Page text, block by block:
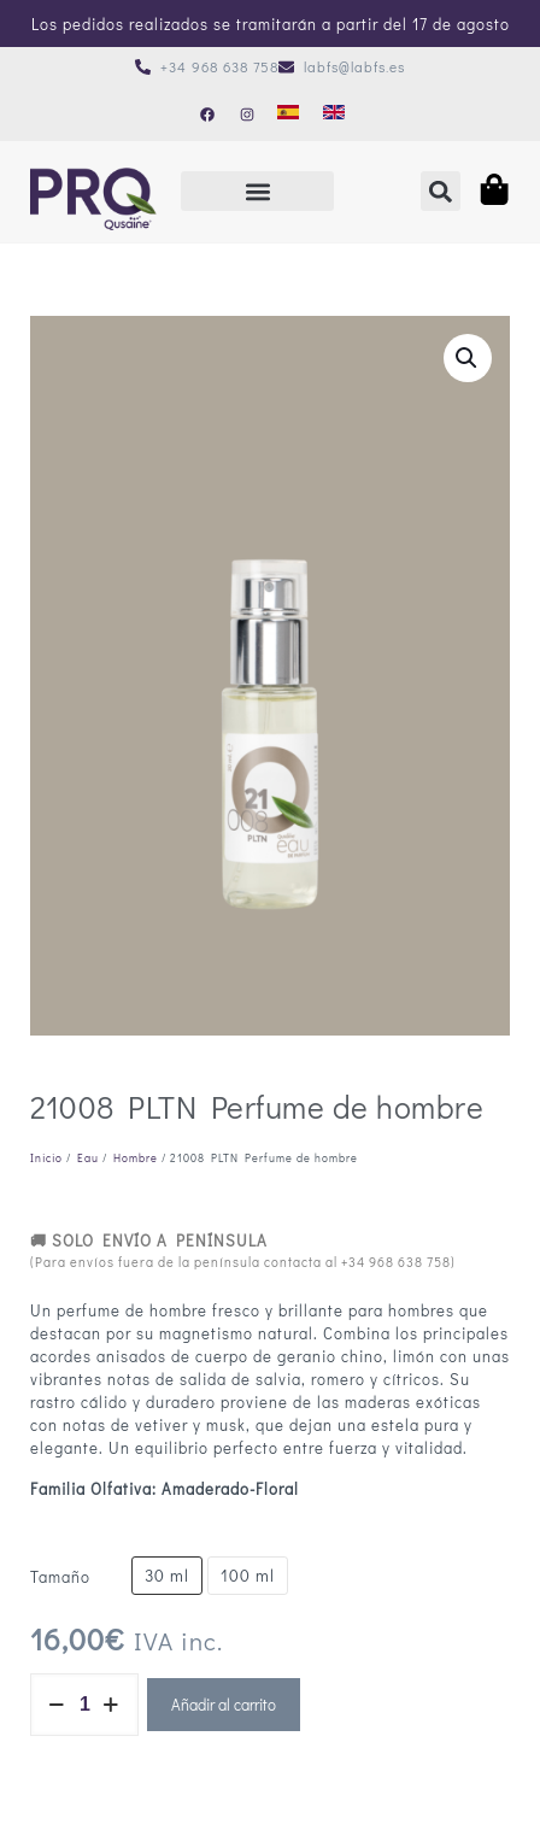
Los pedidos realizados se tramitarán a partir del 17 de agosto
+34 968 638 758 labfs@labfs.es
21008 PLTN Perfume de hombre
Inicio / Eau / Hombre / 21008 PLTN Perfume de hombre
🚚 SOLO ENVÍO A PENÍNSULA
(Para envíos fuera de la península contacta al +34 968 638 758)
Un perfume de hombre fresco y brillante para hombres que
destacan por su magnetismo natural. Combina los principales
acordes anisados de cuerpo de geranio chino, limón con unas
vibrantes notas de salida de salvia, romero y cítricos. Su
rastro cálido y duradero proviene de las maderas exóticas
con notas de vetiver y musk, que dejan una estela pura y
elegante. Un equilibrio perfecto entre fuerza y vitalidad.
Familia Olfativa: Amaderado-Floral
Tamaño 30 ml 100 ml
16,00€ IVA inc.
Añadir al carrito